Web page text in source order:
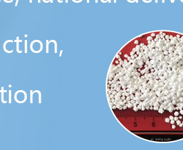
页 们 示 讯 聘